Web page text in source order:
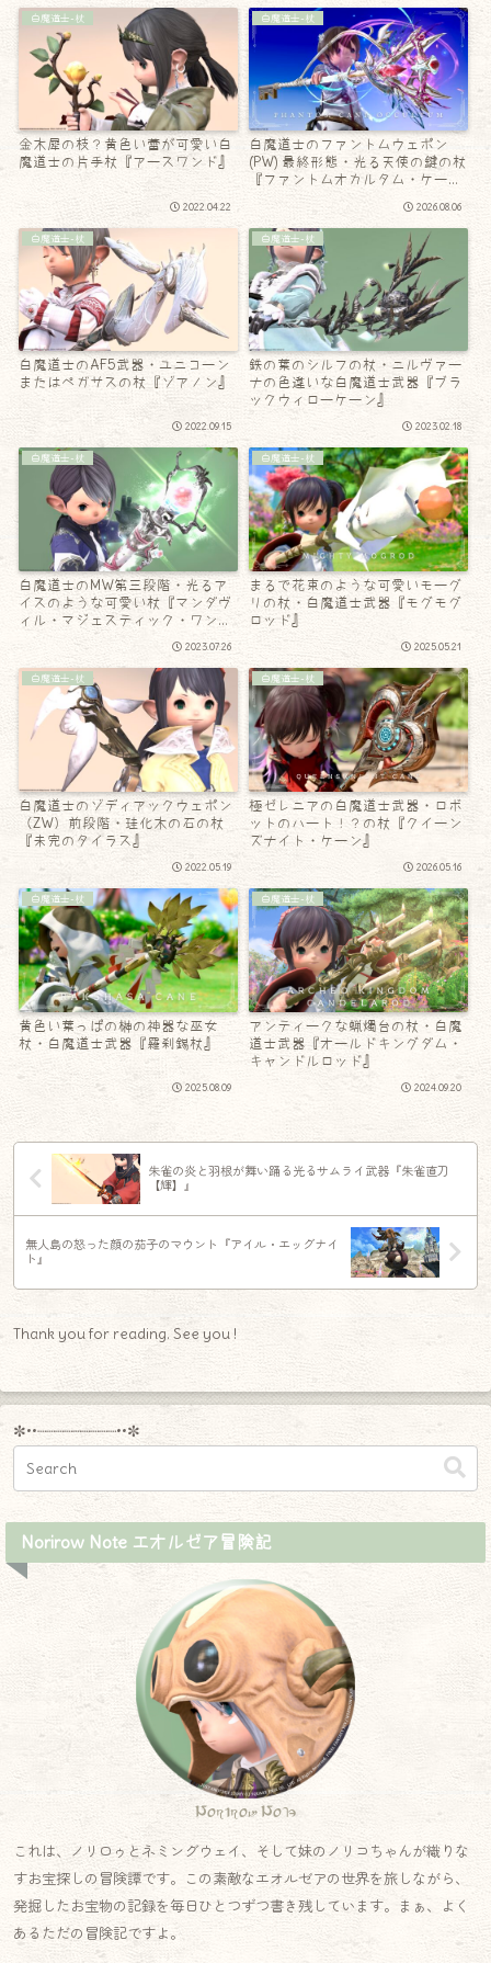
白魔道士-杖
金木犀の枝？黄色い蕾が可愛い白
魔道士の片手杖『アースワンド』
2022.04.22
白魔道士-杖
白魔道士のファントムウェポン
(PW) 最終形態・光る天使の鍵の杖
『ファントムオカルタム・ケー
2026.08.06
白魔道士-杖
白魔道士のAF5武器・ユニコーン
またはペガサスの杖『ゾアノン』
2022.09.15
白魔道士-杖
鉄の葉のシルフの杖・ニルヴァー
ナの色違いな白魔道士武器『ブラ
ックウィローケーン』
2023.02.18
白魔道士-杖
白魔道士のMW第三段階・光るア
イスのような可愛い杖『マンダヴ
ィル・マジェスティック・ワン
ド』
2023.07.26
白魔道士-杖
まるで花束のような可愛いモーグ
リの杖・白魔道士武器『モグモグ
ロッド』
2025.05.21
白魔道士-杖
白魔道士のゾディアックウェポン
（ZW）前段階・珪化木の石の杖
『未完のタイラス』
2022.05.19
白魔道士-杖
極ゼレニアの白魔道士武器・ロボ
ットのハート！？の杖『クイーン
ズナイト・ケーン』
2026.05.16
白魔道士-杖
黄色い葉っぱの榊の神器な巫女
杖・白魔道士武器『羅刹錫杖』
2025.08.09
白魔道士-杖
アンティークな蝋燭台の杖・白魔
道士武器『オールドキングダム・
キャンドルロッド』
2024.09.20
朱雀の炎と羽根が舞い踊る光るサムライ武器『朱雀直刀
【輝】』
無人島の怒った顔の茄子のマウント『アイル・エッグナイ
ト』
Thank you for reading. See you !
✼••┈┈┈┈┈┈┈┈┈••✼
Norirow Note エオルゼア冒険記
Norirow Note
これは、ノリロゥとネミングウェイ、そして妹のノリコちゃんが織りな
すお宝探しの冒険譚です。この素敵なエオルゼアの世界を旅しながら、
発掘したお宝物の記録を毎日ひとつずつ書き残しています。まぁ、よく
あるただの冒険記ですよ。